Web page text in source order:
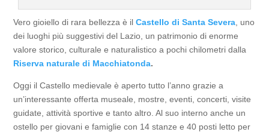
Vero gioiello di rara bellezza è ilCastello di Santa Severa , uno
dei luoghi più suggestivi del Lazio, un patrimonio di enorme
valore storico, culturale e naturalistico a pochi chilometri dalla
Riserva naturale di Macchiatonda.
Oggi il Castello medievale è aperto tutto l’anno grazie a
un’interessante offerta museale, mostre, eventi, concerti, visite
guidate, attività sportive e tanto altro. Al suo interno anche un
ostello per giovani e famiglie con 14 stanze e 40 posti letto per